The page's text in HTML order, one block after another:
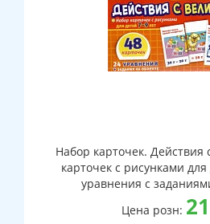
Набор карточек.
карточек с рисунками
уравнения с
Цена розн: